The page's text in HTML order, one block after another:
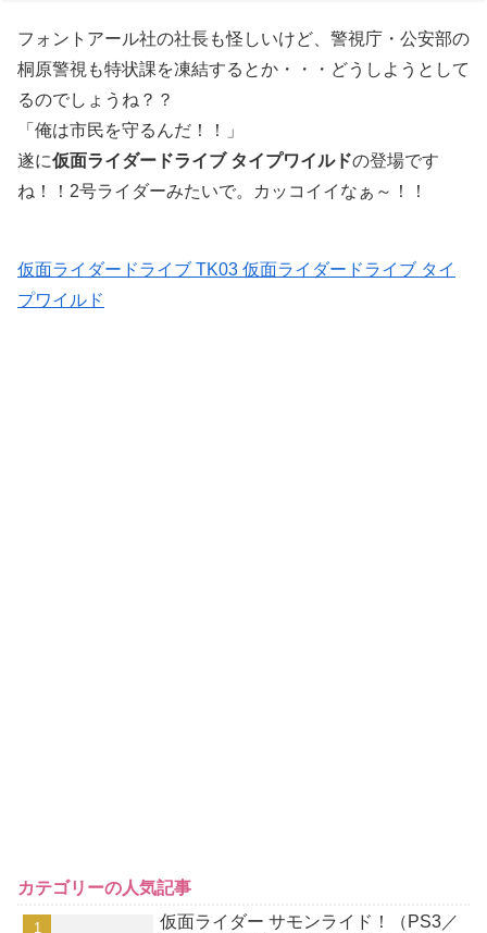
フォントアール社の社長も怪しいけど、警視庁・公安部の
桐原警視も特状課を凍結するとか・・・どうしようとして
るのでしょうね？？
「俺は市民を守るんだ！！」
遂に仮面ライダードライブ タイプワイルドの登場です
ね！！2号ライダーみたいで。カッコイイなぁ～！！
仮面ライダードライブ TK03 仮面ライダードライブ タイ
プワイルド
カテゴリーの人気記事
仮面ライダー サモンライド！（PS3／